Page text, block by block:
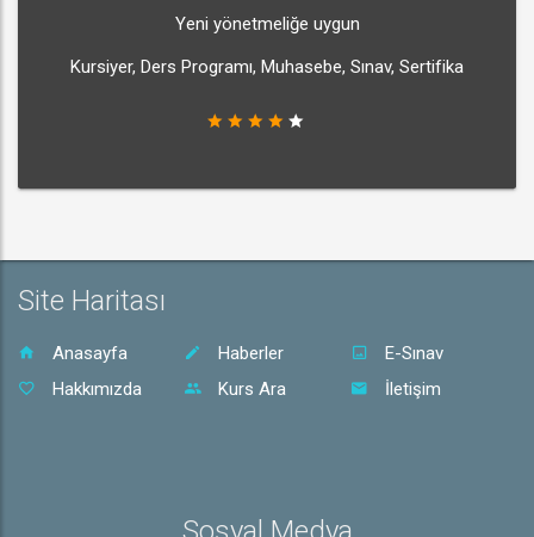
Yeni yönetmeliğe uygun
Kursiyer, Ders Programı, Muhasebe, Sınav, Sertifika
Site Haritası
Anasayfa Haberler
E-Sınav
Hakkımızda
Kurs Ara İletişim